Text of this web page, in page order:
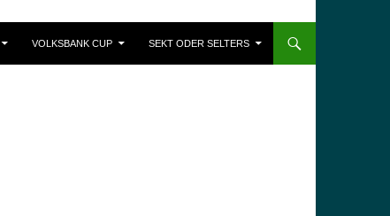
VOLKSBANK CUP SEKT ODER SELTERS